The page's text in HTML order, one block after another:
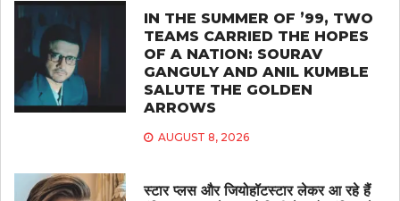
IN THE SUMMER OF ’99, TWO
TEAMS CARRIED THE HOPES
OF A NATION: SOURAV
GANGULY AND ANIL KUMBLE
SALUTE THE GOLDEN
ARROWS
AUGUST 8, 2026
स्टार प्लस और जियोहॉटस्टार लेकर आ रहे हैं